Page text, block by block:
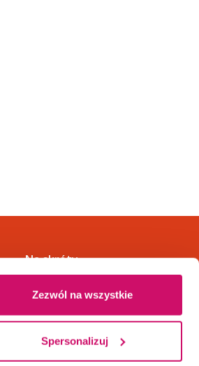
Zezwól na wszystkie
Spersonalizuj
Na skróty
Kontakt
Wirtualna Uczelnia
Stypendia
Kasa, rozliczenia